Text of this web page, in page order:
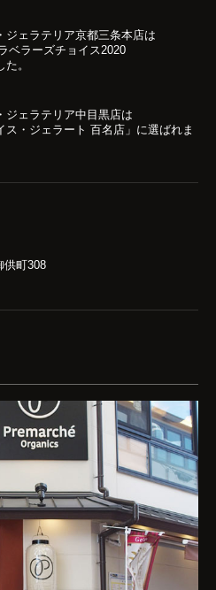
ジェラテリア京都三条本店は
ベラーズチョイス2020
。
ジェラテリア中目黒店は
ス・ジェラート 百名店」に選ばれま
供町308